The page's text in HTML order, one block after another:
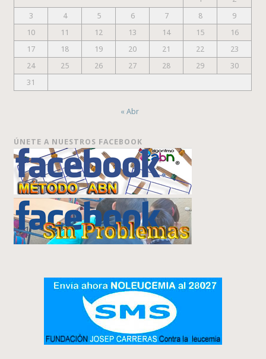
3
4 5 6 7 8
9
10
11 12 13 14 15
16
17
18 19 20 21 22
23
24
25 26 27 28 29
30
31
« Abr
ÚNETE A NUESTROS FACEBOOK